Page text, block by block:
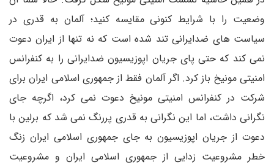
وضعیت را با شرایط کنونی مقایسه کنید؛ آلمان به قدری در
سیاست های ضدایرانی تند شده است که نه تنها از ایران دعوت
نمی کند که حتی پای جریان اپوزیسیون ضدایرانی را به کنفرانس
امنیتی مونیخ باز کرد. اگر آلمان فقط از جمهوری اسلامی ایران برای
شرکت در کنفرانس امنیتی مونیخ دعوت نمی کرد، اگرچه جای
نگرانی داشت، اما این نگرانی به قدری پررنگ نمی شد که برلین با
دعوت از جریان اپوزیسیون به جای جمهوری اسلامی ایران زنگ
خطر مشروعیت زدایی از جمهوری اسلامی ایران و مشروعیت